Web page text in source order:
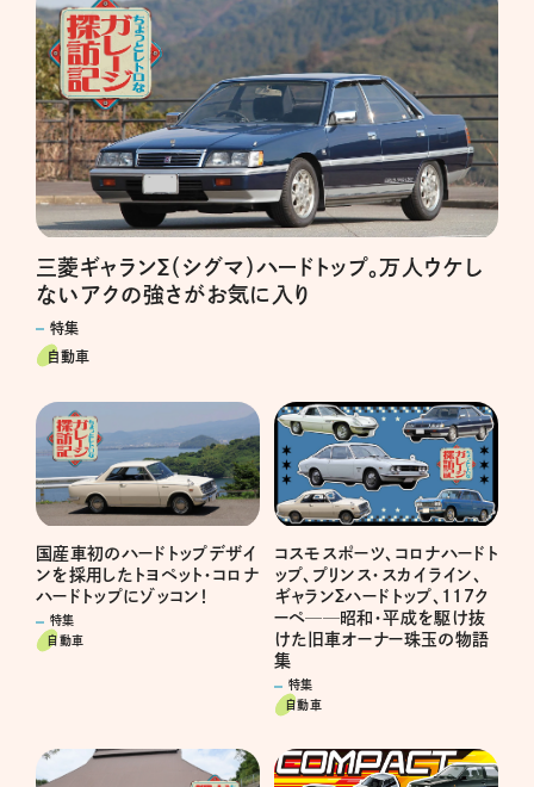
三菱ギャランΣ（シグマ）ハードトップ。万人ウケし
ないアクの強さがお気に入り
特集
自動車
国産車初のハードトップデザイ
ンを採用したトヨペット・コロナ
ハードトップにゾッコン！
特集
自動車
コスモスポーツ、コロナハードト
ップ、プリンス・スカイライン、
ギャランΣハードトップ、117ク
ーペ──昭和・平成を駆け抜
けた旧車オーナー珠玉の物語
集
特集
自動車